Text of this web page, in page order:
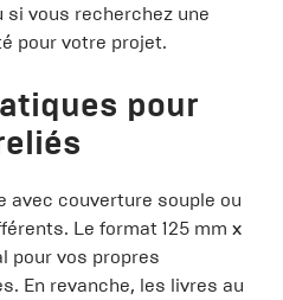
si vous recherchez une
pour votre projet.
pour
avec couverture souple ou
Le format 125 mm x
pour vos propres
En revanche, les livres au